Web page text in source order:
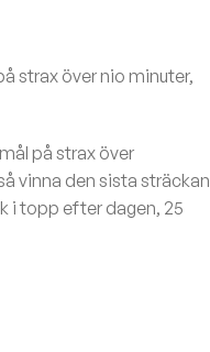
strax över nio minuter,
på strax över
vinna den sista sträckan
i topp efter dagen, 25